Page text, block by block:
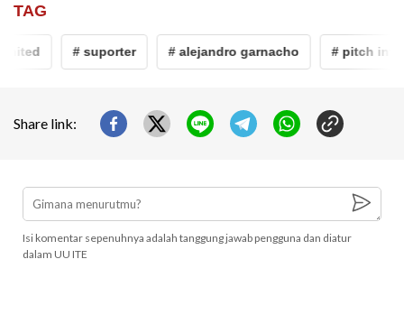
TAG
# suporter # alejandro garnacho # pitch
Share link:
Isi komentar sepenuhnya adalah tanggung jawab pengguna dan diatur
dalam UU ITE